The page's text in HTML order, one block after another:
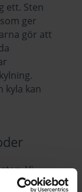
ett. Sten
ger
gör att
kyla kan
Vi